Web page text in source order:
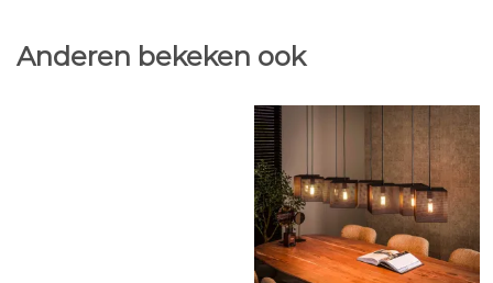
Anderen bekeken ook